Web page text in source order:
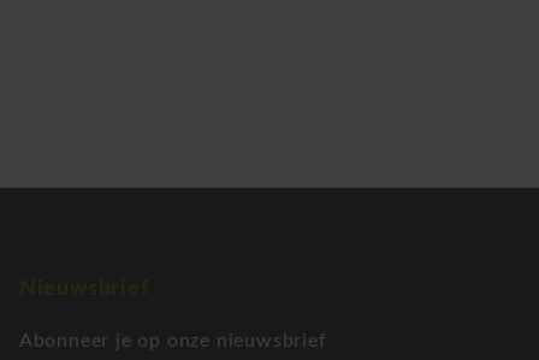
Abonneer je op onze nieuwsbrief